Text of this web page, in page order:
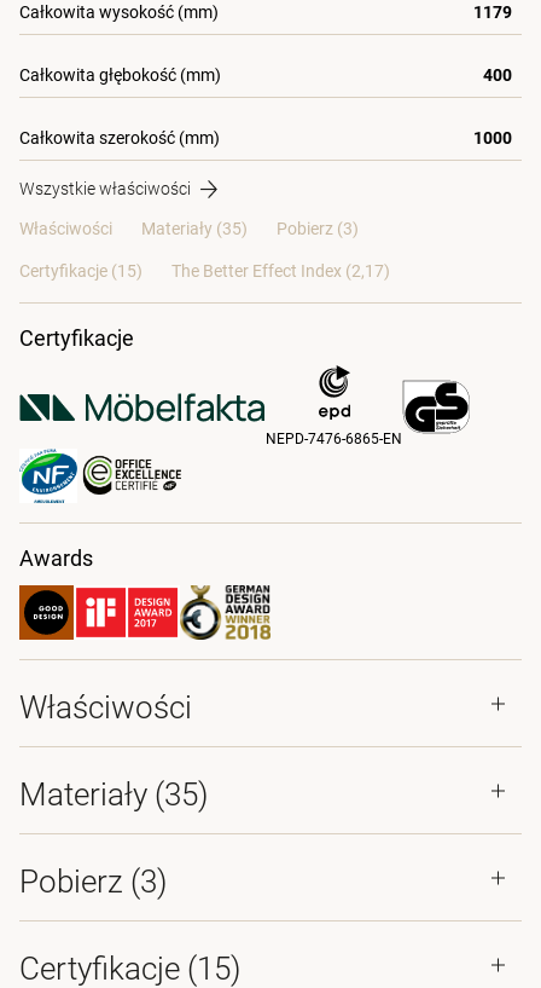
Całkowita wysokość (mm) 1179
Całkowita głębokość (mm) 400
Całkowita szerokość (mm) 1000
Wszystkie właściwości
Właściwości Materiały (35) Pobierz (3)
Certyfikacje (15) The Better Effect Index (2,17)
Certyfikacje
NEPD-7476-6865-EN
Awards
Właściwości
Materiały (35)
Pobierz (3)
Certyfikacje (15)